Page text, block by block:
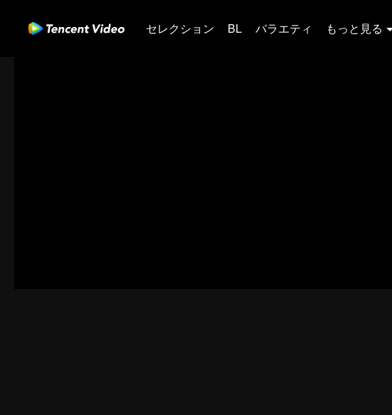
セレクション BL バラエティ もっと見る